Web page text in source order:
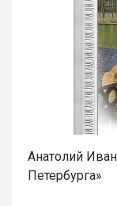
Анатолий
Петербурга»